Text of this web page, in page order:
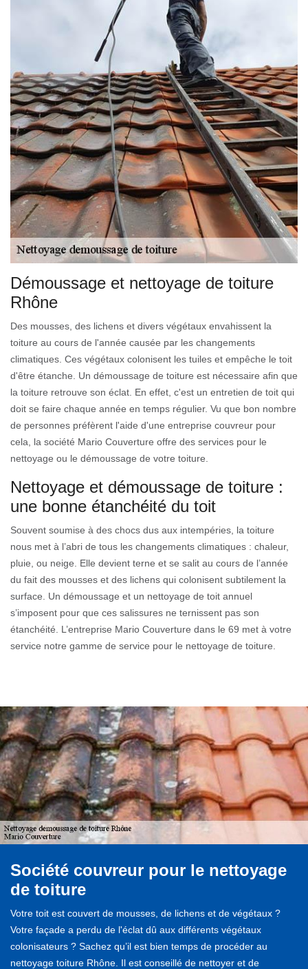
Démoussage et nettoyage de toiture
Rhône
Des mousses, des lichens et divers végétaux envahissent la
toiture au cours de l'année causée par les changements
climatiques. Ces végétaux colonisent les tuiles et empêche le toit
d'être étanche. Un démoussage de toiture est nécessaire afin que
la toiture retrouve son éclat. En effet, c'est un entretien de toit qui
doit se faire chaque année en temps régulier. Vu que bon nombre
de personnes préfèrent l'aide d'une entreprise couvreur pour
cela, la société Mario Couverture offre des services pour le
nettoyage ou le démoussage de votre toiture.
Nettoyage et démoussage de toiture :
une bonne étanchéité du toit
Souvent soumise à des chocs dus aux intempéries, la toiture
nous met à l’abri de tous les changements climatiques : chaleur,
pluie, ou neige. Elle devient terne et se salit au cours de l’année
du fait des mousses et des lichens qui colonisent subtilement la
surface. Un démoussage et un nettoyage de toit annuel
s’imposent pour que ces salissures ne ternissent pas son
étanchéité. L’entreprise Mario Couverture dans le 69 met à votre
service notre gamme de service pour le nettoyage de toiture.
Société couvreur pour le nettoyage
de toiture
Votre toit est couvert de mousses, de lichens et de végétaux ?
Votre façade a perdu de l'éclat dû aux différents végétaux
colonisateurs ? Sachez qu’il est bien temps de procéder au
nettoyage toiture Rhône. Il est conseillé de nettoyer et de